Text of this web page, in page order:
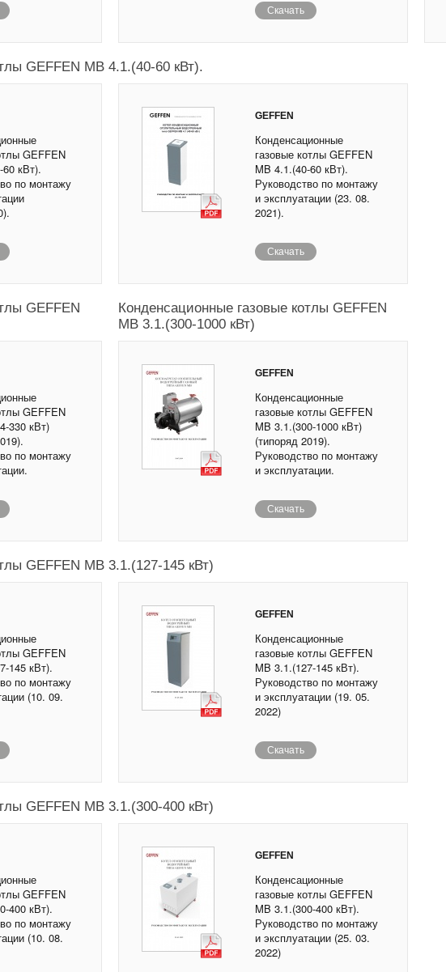
Скачать
GEFFEN MB 4.1.(40-60 кВт).
GEFFEN
кВт).
по монтажу
GEFFEN
Конденсационные
газовые котлы GEFFEN
MB 4.1.(40-60 кВт).
Руководство по монтажу
и эксплуатации (23. 08.
2021).
Скачать
GEFFEN
GEFFEN
330 кВт)
по монтажу
Конденсационные газовые котлы GEFFEN
MB 3.1.(300-1000 кВт)
GEFFEN
Конденсационные
газовые котлы GEFFEN
MB 3.1.(300-1000 кВт)
(типоряд 2019).
Руководство по монтажу
и эксплуатации.
Скачать
GEFFEN MB 3.1.(127-145 кВт)
GEFFEN
145 кВт).
по монтажу
(10. 09.
GEFFEN
Конденсационные
газовые котлы GEFFEN
MB 3.1.(127-145 кВт).
Руководство по монтажу
и эксплуатации (19. 05.
2022)
Скачать
GEFFEN MB 3.1.(300-400 кВт)
GEFFEN
400 кВт).
по монтажу
(10. 08.
GEFFEN
Конденсационные
газовые котлы GEFFEN
MB 3.1.(300-400 кВт).
Руководство по монтажу
и эксплуатации (25. 03.
2022)